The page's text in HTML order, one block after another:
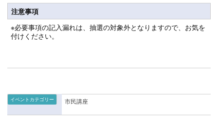
注意事項
※必要事項の記入漏れは、抽選の対象外となりますので、お気を
付けください。
イベントカテゴリー 市民講座